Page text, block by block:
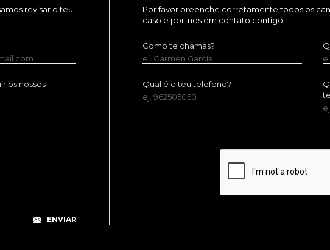
revisar o teu
os nossos
Por favor preenche corretamente todos os
caso e por-nos em contato contigo.
Como te chamas?
ej. Carmen García
Qual é o teu telefone?
ej. 962505050